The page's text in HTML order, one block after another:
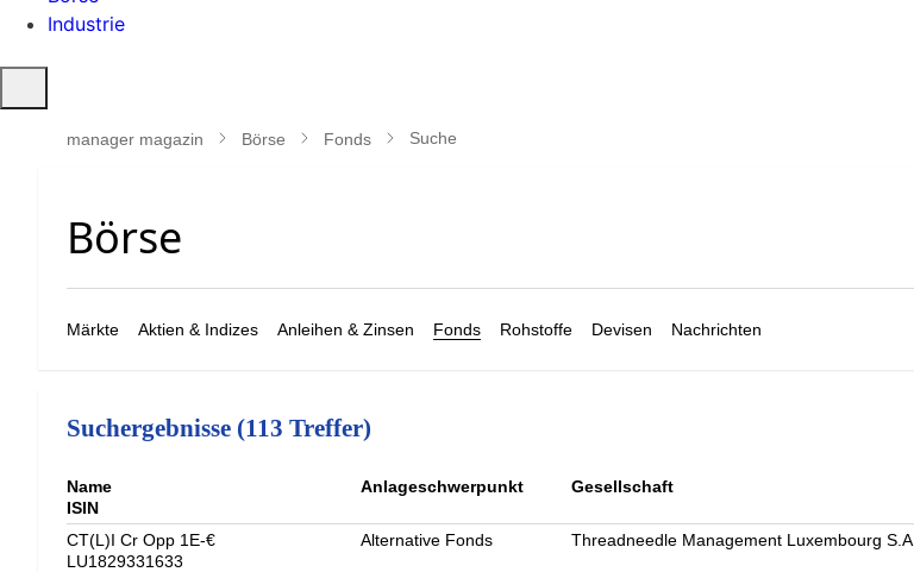
Industrie
öffnen
manager magazin Börse Fonds Suche
Märkte Aktien & Indizes Anleihen & Zinsen Fonds Rohstoffe Devisen Nachrichten
Suchergebnisse (113 Treffer)
Name
ISIN
Anlageschwerpunkt Gesellschaft
CT(L)I Cr Opp 1E-€
LU1829331633
Alternative Fonds Threadneedle Management Luxembourg S.A.